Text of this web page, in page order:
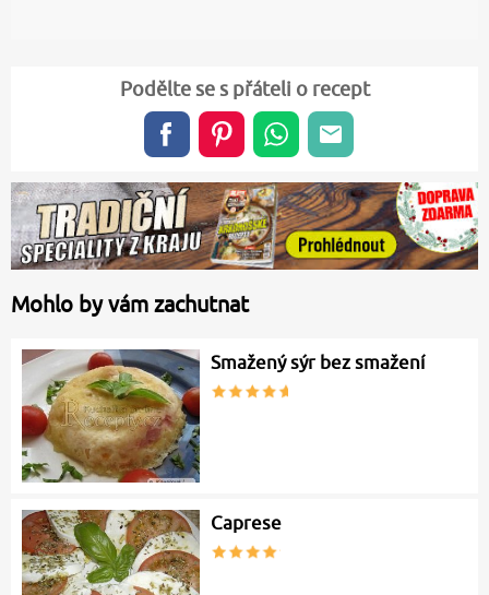
Podělte se s přáteli o recept
Mohlo by vám zachutnat
Smažený sýr bez smažení
Caprese